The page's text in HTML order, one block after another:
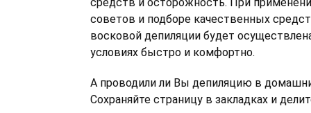
советов и подборе качественных
восковой депиляции будет
условиях быстро и комфортно.
А проводили ли Вы депиляцию в
Сохраняйте страницу в закладках и